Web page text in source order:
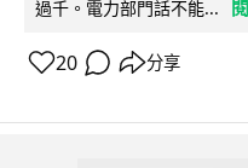
過千。電力部門話不能...
20 分享